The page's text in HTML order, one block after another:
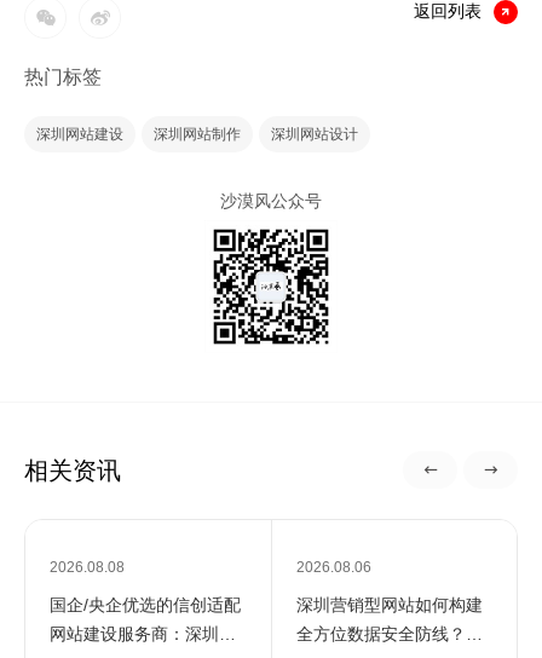
返回列表
热门标签
深圳网站建设 深圳网站制作 深圳网站设计
沙漠风公众号
相关资讯
2026.08.08
国企/央企优选的信创适配
网站建设服务商：深圳定
2026.08.06
深圳营销型网站如何构建
全方位数据安全防线？专